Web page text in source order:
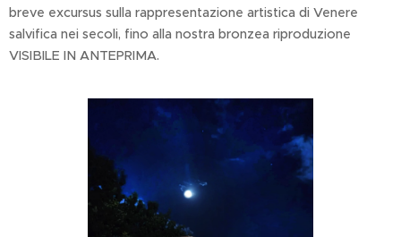
breve excursus sulla rappresentazione artistica di Venere
salvifica nei secoli, fino alla nostra bronzea riproduzione
VISIBILE IN ANTEPRIMA.